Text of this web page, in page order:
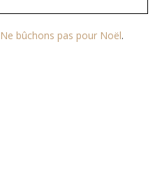
Ne bûchons pas pour Noël.